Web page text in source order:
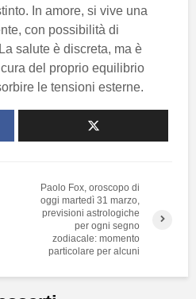
In amore, si vive una
con possibilità di
salute è discreta, ma è
del proprio equilibrio
le tensioni esterne.
Paolo Fox, oroscopo di
oggi martedì 31 marzo,
previsioni astrologiche
per ogni segno
zodiacale: momento
particolare per alcuni